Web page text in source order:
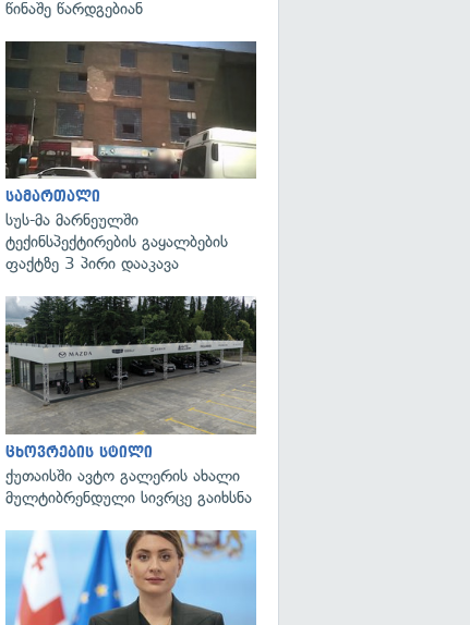
გადახედვა
წინაშე წარდგებიან
სამართალი
სუს-მა მარნეულში
ტექინსპექტირების გაყალბების
ფაქტზე 3 პირი დააკავა
ცხოვრების სტილი
ქუთაისში ავტო გალერის ახალი
მულტიბრენდული სივრცე გაიხსნა